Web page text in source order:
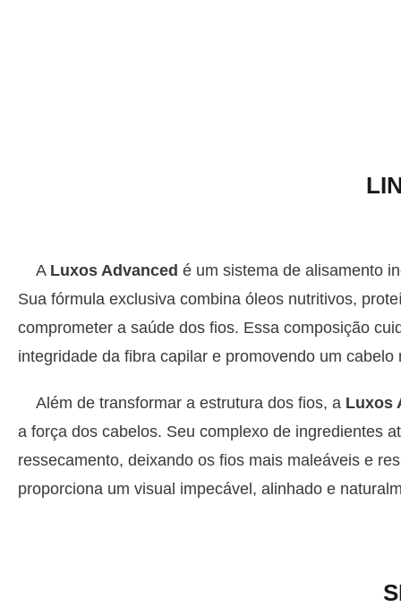
A Luxos Advanced é um sistema de alisamento
Sua fórmula exclusiva combina óleos nutritivos,
comprometer a saúde dos fios. Essa composição
integridade da fibra capilar e promovendo um
Além de transformar a estrutura dos fios, a Luxos
a força dos cabelos. Seu complexo de ingredientes
ressecamento, deixando os fios mais maleáveis e
proporciona um visual impecável, alinhado e